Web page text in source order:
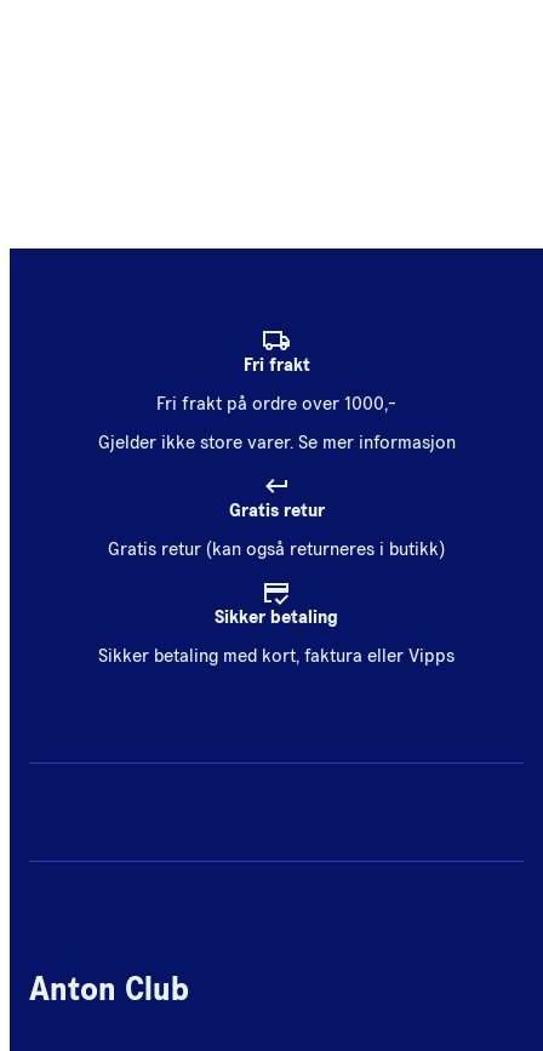
Fri frakt
Fri frakt på ordre over 1000,-
Gjelder ikke store varer. Se mer informasjon
Gratis retur
Gratis retur (kan også returneres i butikk)
Sikker betaling
Sikker betaling med kort, faktura eller Vipps
Anton Club